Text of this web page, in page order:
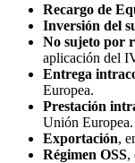
Recargo de
Inversión del
No sujeto por
aplicación del
Entrega
Europea.
Prestación
Unión Europea.
Exportación,
Régimen OSS,